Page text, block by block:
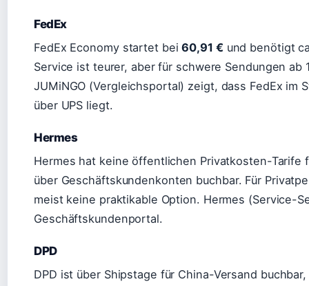
FedEx
FedEx Economy startet bei60,91 €und benötigt
Service ist teurer, aber für schwere Sendungen ab
JUMiNGO (Vergleichsportal) zeigt, dass FedEx im
über UPS liegt.
Hermes
Hermes hat keine öffentlichen Privatkosten-Tarife
über Geschäftskundenkonten buchbar. Für
meist keine praktikable Option. Hermes (Service-
Geschäftskundenportal.
DPD
DPD ist über Shipstage für China-Versand